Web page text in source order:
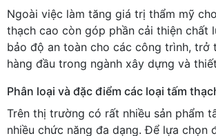
Ngoài việc làm tăng giá trị thẩm mỹ
thạch cao còn góp phần cải thiện chất
bảo độ an toàn cho các công trình, trở
hàng đầu trong ngành xây dựng và
Phân loại và đặc điểm các loại tấm
Trên thị trường có rất nhiều sản phẩm
nhiều chức năng đa dạng. Để lựa chọn